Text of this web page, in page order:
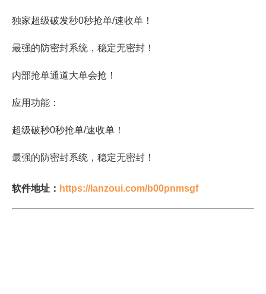
独家超级破发秒0秒抢单/速收单！
最强的防密封系统，稳定无密封！
内部抢单通道大单会抢！
应用功能：
超级破秒0秒抢单/速收单！
最强的防密封系统，稳定无密封！
软件地址： https://lanzoui.com/b00pnmsgf